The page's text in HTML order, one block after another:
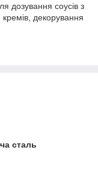
дозування соусів з
кремів, декорування
сталь